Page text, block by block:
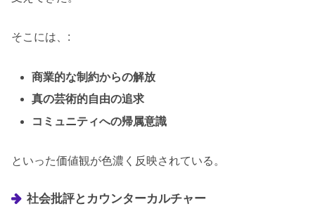
そこには、:
商業的な制約からの解放
真の芸術的自由の追求
コミュニティへの帰属意識
といった価値観が色濃く反映されている。
社会批評とカウンターカルチャー